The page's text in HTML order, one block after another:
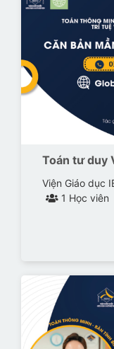
Toán tư duy
Viện Giáo dục
1 Học viên